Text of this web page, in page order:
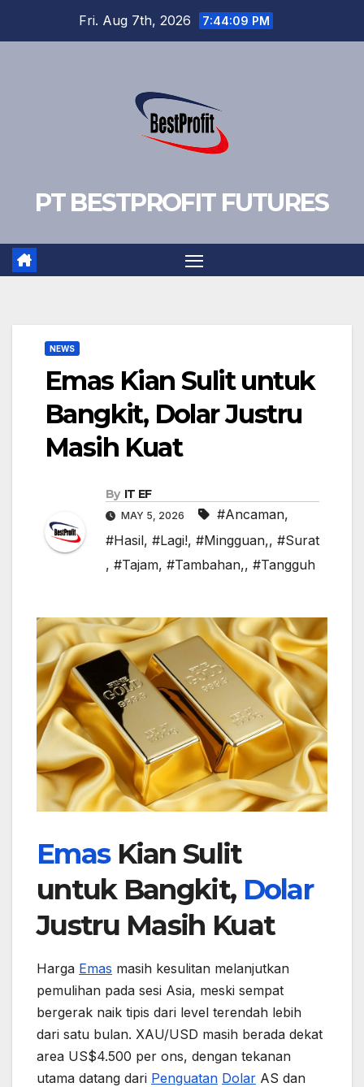
Fri. Aug 7th, 2026 7:44:10 PM
PT BESTPROFIT FUTURES
NEWS
Emas Kian Sulit untuk
Bangkit, Dolar Justru
Masih Kuat
By IT EF
MAY 5, 2026 #Ancaman,
#Hasil, #Lagi!, #Mingguan,, #Surat
, #Tajam, #Tambahan,, #Tangguh
EmasKian Sulit
untuk Bangkit, Dolar
Justru Masih Kuat
Harga Emas masih kesulitan melanjutkan
pemulihan pada sesi Asia, meski sempat
bergerak naik tipis dari level terendah lebih
dari satu bulan. XAU/USD masih berada dekat
area US$4.500 per ons, dengan tekanan
utama datang dari Penguatan Dolar AS dan